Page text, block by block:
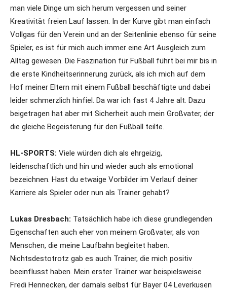
man viele Dinge um sich herum vergessen und seiner
Kreativität freien Lauf lassen. In der Kurve gibt man einfach
Vollgas für den Verein und an der Seitenlinie ebenso für seine
Spieler, es ist für mich auch immer eine Art Ausgleich zum
Alltag gewesen. Die Faszination für Fußball führt bei mir bis in
die erste Kindheitserinnerung zurück, als ich mich auf dem
Hof meiner Eltern mit einem Fußball beschäftigte und dabei
leider schmerzlich hinfiel. Da war ich fast 4 Jahre alt. Dazu
beigetragen hat aber mit Sicherheit auch mein Großvater, der
die gleiche Begeisterung für den Fußball teilte.
HL-SPORTS: Viele würden dich als ehrgeizig,
leidenschaftlich und hin und wieder auch als emotional
bezeichnen. Hast du etwaige Vorbilder im Verlauf deiner
Karriere als Spieler oder nun als Trainer gehabt?
Lukas Dresbach: Tatsächlich habe ich diese grundlegenden
Eigenschaften auch eher von meinem Großvater, als von
Menschen, die meine Laufbahn begleitet haben.
Nichtsdestotrotz gab es auch Trainer, die mich positiv
beeinflusst haben. Mein erster Trainer war beispielsweise
Fredi Hennecken, der damals selbst für Bayer 04 Leverkusen